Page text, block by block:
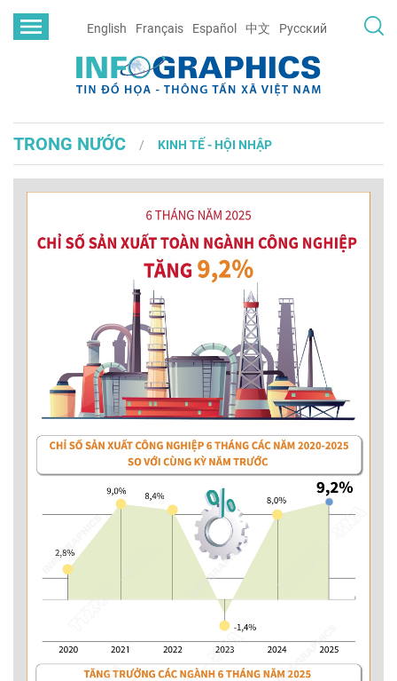
English Français Español 中文 Русский
TRONG NƯỚC KINH TẾ - HỘI NHẬP